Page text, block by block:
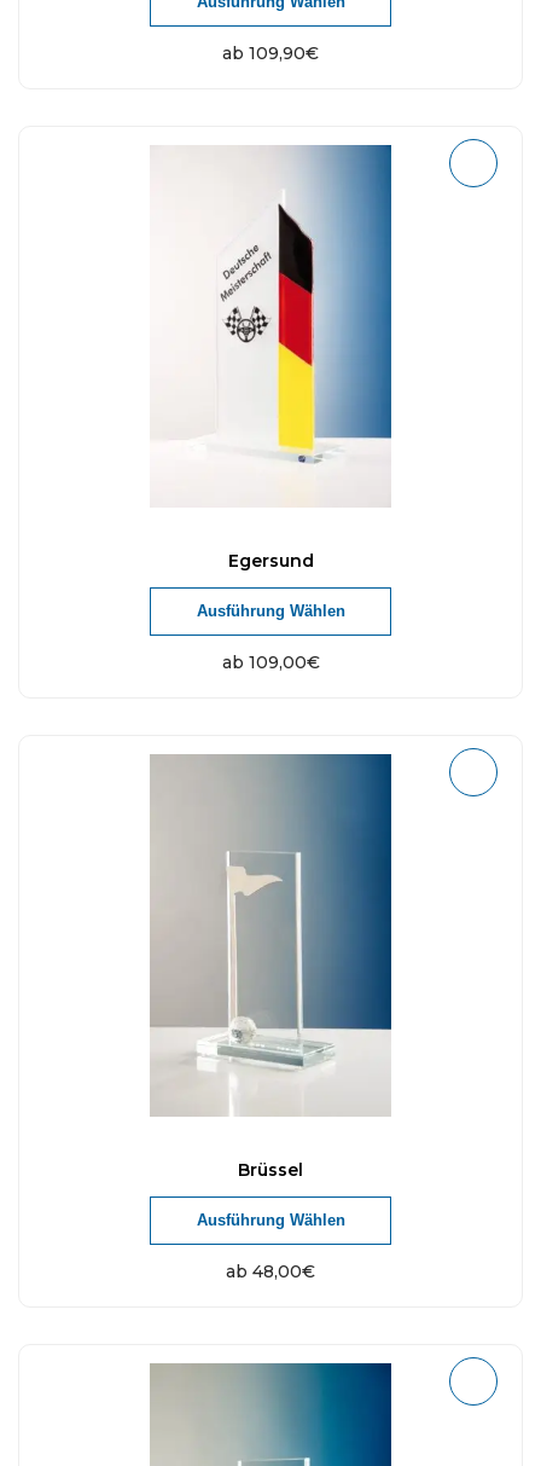
ab 109,90€
Egersund
ab 109,00€
Ausführung Wählen
Brüssel
ab 48,00€
Ausführung Wählen